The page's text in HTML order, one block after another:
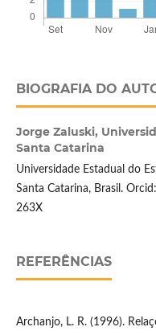
BIOGRAFIA DO
Jorge Zaluski,
Santa Catarina
Universidade Estadual do
Santa Catarina, Brasil.
263X
REFERÊNCIAS
Archanjo, L. R. (1996).